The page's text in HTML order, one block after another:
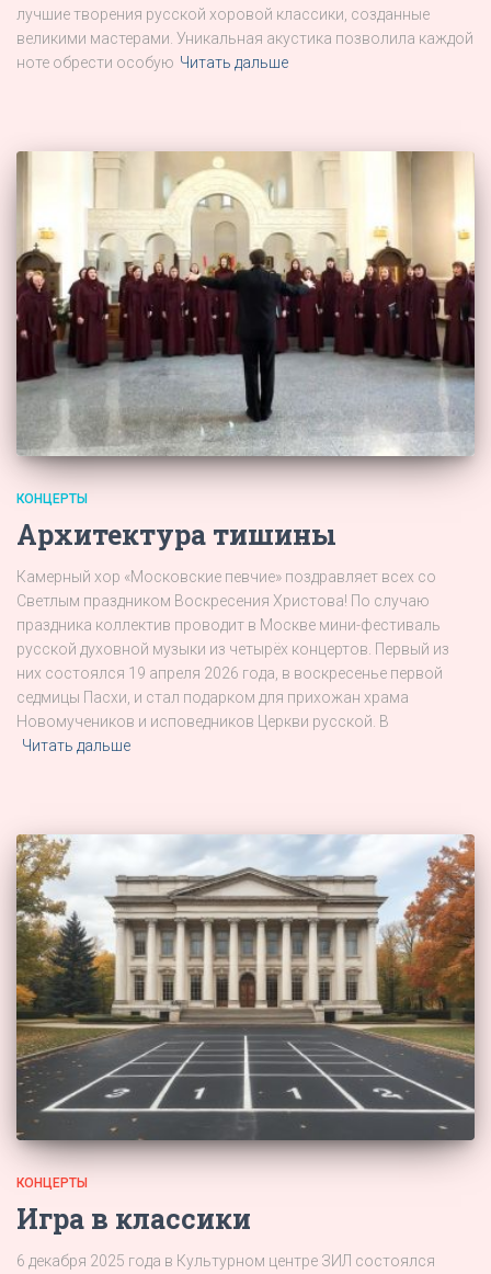
лучшие творения русской хоровой классики, созданные
великими мастерами. Уникальная акустика позволила каждой
ноте обрести особую Читать дальше
КОНЦЕРТЫ
Архитектура тишины
Камерный хор «Московские певчие» поздравляет всех со
Светлым праздником Воскресения Христова! По случаю
праздника коллектив проводит в Москве мини-фестиваль
русской духовной музыки из четырёх концертов. Первый из
них состоялся 19 апреля 2026 года, в воскресенье первой
седмицы Пасхи, и стал подарком для прихожан храма
Новомучеников и исповедников Церкви русской. В
Читать дальше
КОНЦЕРТЫ
Игра в классики
6 декабря 2025 года в Культурном центре ЗИЛ состоялся